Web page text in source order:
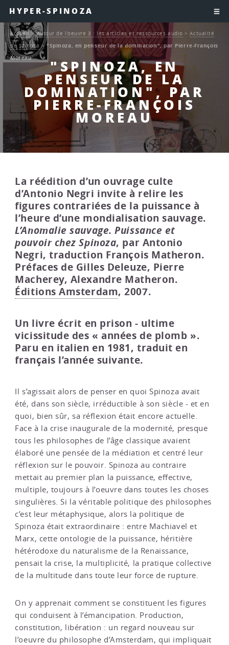
HYPER-SPINOZA
"SPINOZA, EN
PENSEUR DE LA
DOMINATION", PAR
PIERRE-FRANÇOIS
MOREAU
Accueil >Autour de l’oeuvre 3 : les articles et ressources audio >Actualité
de Spinoza >"Spinoza, en penseur de la domination", par Pierre-François
Moreau
La réédition d’un ouvrage culte
d’Antonio Negri invite à relire les
figures contrariées de la puissance à
l’heure d’une mondialisation sauvage.
L’Anomalie sauvage. Puissance et
pouvoir chez Spinoza, par Antonio
Negri, traduction François Matheron.
Préfaces de Gilles Deleuze, Pierre
Macherey, Alexandre Matheron.
Éditions Amsterdam, 2007.
Un livre écrit en prison - ultime
vicissitude des « années de plomb ».
Paru en italien en 1981, traduit en
français l’année suivante.
Il s’agissait alors de penser en quoi Spinoza avait
été, dans son siècle, irréductible à son siècle - et en
quoi, bien sûr, sa réflexion était encore actuelle.
Face à la crise inaugurale de la modernité, presque
tous les philosophes de l’âge classique avaient
élaboré une pensée de la médiation et centré leur
réflexion sur le pouvoir. Spinoza au contraire
mettait au premier plan la puissance, effective,
multiple, toujours à l’oeuvre dans toutes les choses
singulières. Si la véritable politique des philosophes
c’est leur métaphysique, alors la politique de
Spinoza était extraordinaire : entre Machiavel et
Marx, cette ontologie de la puissance, héritière
hétérodoxe du naturalisme de la Renaissance,
pensait la crise, la multiplicité, la pratique collective
de la multitude dans toute leur force de rupture.
On y apprenait comment se constituent les figures
qui conduisent à l’émancipation. Production,
constitution, libération : un regard nouveau sur
l’oeuvre du philosophe d’Amsterdam, qui impliquait